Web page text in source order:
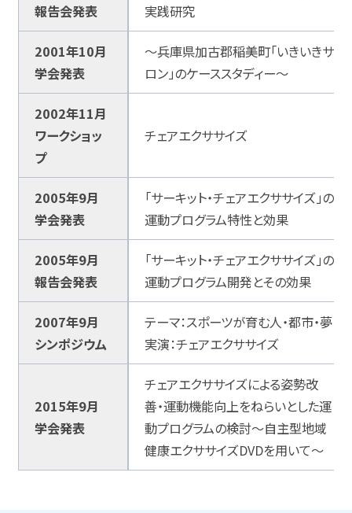
報告会発表
実践研究
2001年10月
学会発表
～兵庫県加古郡稲美町「いきいきサ
ロン」のケーススタディー～
2002年11月
ワークショッ
プ
チェアエクササイズ
2005年9月
学会発表
「サーキット・チェアエクササイズ」の
運動プログラム特性と効果
2005年9月
報告会発表
「サーキット・チェアエクササイズ」の
運動プログラム開発とその効果
2007年9月
シンポジウム
テーマ：スポーツが育む人・都市・夢
実演：チェアエクササイズ
2015年9月
学会発表
チェアエクササイズによる姿勢改
善・運動機能向上をねらいとした運
動プログラムの検討～自主型地域
健康エクササイズDVDを用いて～